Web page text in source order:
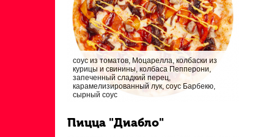
соус из томатов, Моцарелла, колбаски из
курицы и свинины, колбаса Пепперони,
запеченный сладкий перец,
карамелизированный лук, соус Барбекю,
сырный соус
Пицца "Диабло"